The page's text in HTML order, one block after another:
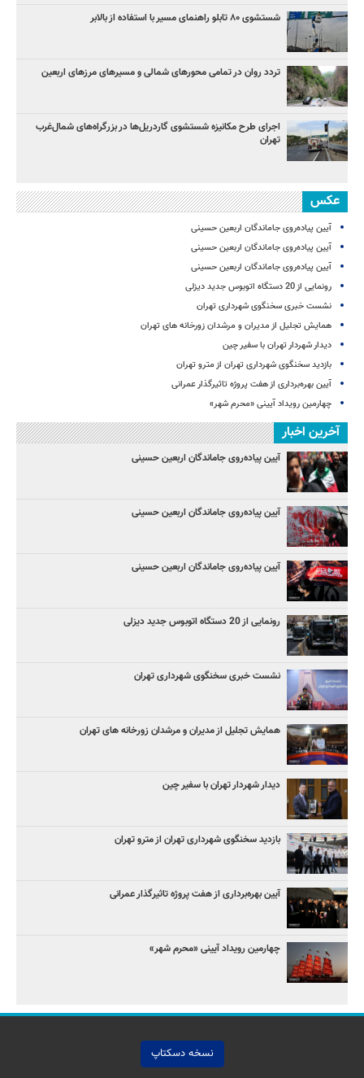
شستشوی ۸۰ تابلو راهنمای مسیر با استفاده از بالابر
تردد روان در تمامی محورهای شمالی و مسیرهای مرزهای اربعین
اجرای طرح مکانیزه شستشوی گاردریل‌ها در بزرگراه‌های شمال‌غرب
تهران
عکس
آیین پیاده‌روی جاماندگان اربعین حسینی
آیین پیاده‌روی جاماندگان اربعین حسینی
آیین پیاده‌روی جاماندگان اربعین حسینی
رونمایی از 20 دستگاه اتوبوس جدید دیزلی
نشست خبری سخنگوی شهرداری تهران
همایش تجلیل از مدیران و مرشدان زورخانه های تهران
دیدار شهردار تهران با سفیر چین
بازدید سخنگوی شهرداری تهران از مترو تهران
آیین‌ بهره‌برداری از هفت پروژه تاثیرگذار عمرانی
چهارمین رویداد آیینی «محرم شهر»
آخرین اخبار
آیین پیاده‌روی جاماندگان اربعین حسینی
آیین پیاده‌روی جاماندگان اربعین حسینی
آیین پیاده‌روی جاماندگان اربعین حسینی
رونمایی از 20 دستگاه اتوبوس جدید دیزلی
نشست خبری سخنگوی شهرداری تهران
همایش تجلیل از مدیران و مرشدان زورخانه های تهران
دیدار شهردار تهران با سفیر چین
بازدید سخنگوی شهرداری تهران از مترو تهران
آیین‌ بهره‌برداری از هفت پروژه تاثیرگذار عمرانی
چهارمین رویداد آیینی «محرم شهر»
نسخه دسکتاپ